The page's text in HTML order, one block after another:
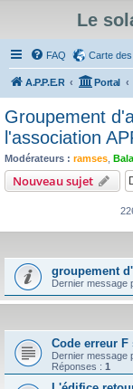
Le
FAQ Carte
A.P.P.E.R Portal
Groupement
l'association
Modérateurs : ramses
Nouveau sujet
groupement
Dernier message
Code erreur
Dernier message
Réponses : 1